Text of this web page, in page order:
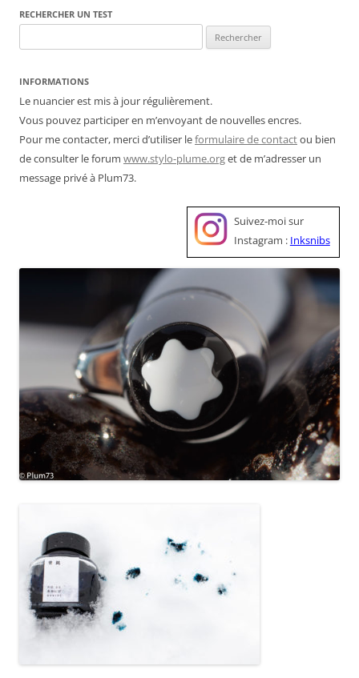
RECHERCHER UN TEST
INFORMATIONS
Le nuancier est mis à jour régulièrement.
Vous pouvez participer en m’envoyant de nouvelles encres.
Pour me contacter, merci d’utiliser leformulaire de contactou bien
de consulter le forum www.stylo-plume.orget de m’adresser un
message privé à Plum73.
Suivez-moi sur
Instagram : Inksnibs